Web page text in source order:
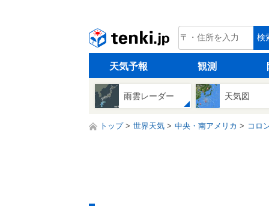
tenki.jp 検
天気予報 観測
雨雲レーダー 天気図
トップ 世界天気 中央・南アメリカ コロ